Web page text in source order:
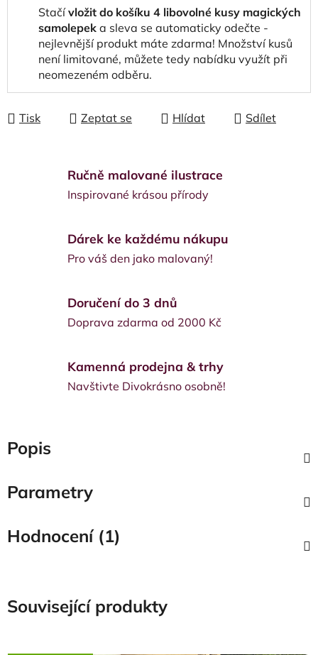
Stačívložit do košíku 4 libovolné kusy magických
samolepek a sleva se automaticky odečte -
nejlevnější produkt máte zdarma! Množství kusů
není limitované, můžete tedy nabídku využít při
neomezeném odběru.
Tisk Zeptat se Hlídat Sdílet
Ručně malované ilustrace
Inspirované krásou přírody
Dárek ke každému nákupu
Pro váš den jako malovaný!
Doručení do 3 dnů
Doprava zdarma od 2000 Kč
Kamenná prodejna & trhy
Navštivte Divokrásno osobně!
Popis
Parametry
Hodnocení (1)
Související produkty